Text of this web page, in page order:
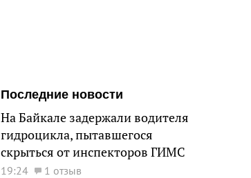
Последние новости
На Байкале задержали водителя
гидроцикла, пытавшегося
скрыться от инспекторов ГИМС
19:24 1 отзыв